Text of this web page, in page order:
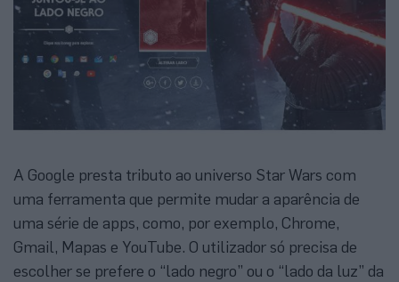
A Google presta tributo ao universo Star Wars com
uma ferramenta que permite mudar a aparência de
uma série de apps, como, por exemplo, Chrome,
Gmail, Mapas e YouTube. O utilizador só precisa de
escolher se prefere o “lado negro” ou o “lado da luz” da